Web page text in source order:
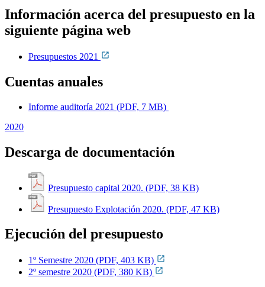
Información acerca del presupuesto en la
siguiente página web
Presupuestos 2021
Cuentas anuales
Informe auditoría 2021 (PDF, 7 MB)
2020
Descarga de documentación
Presupuesto capital 2020. (PDF, 38 KB)
Presupuesto Explotación 2020. (PDF, 47 KB)
Ejecución del presupuesto
1º Semestre 2020 (PDF, 403 KB)
2º semestre 2020 (PDF, 380 KB)